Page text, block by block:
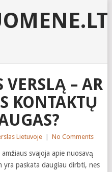
– AR
KONTAKTŲ
Lietuvoje No Comments
svajoja apie nuosavą
yra paskata daugiau dirbti, nes